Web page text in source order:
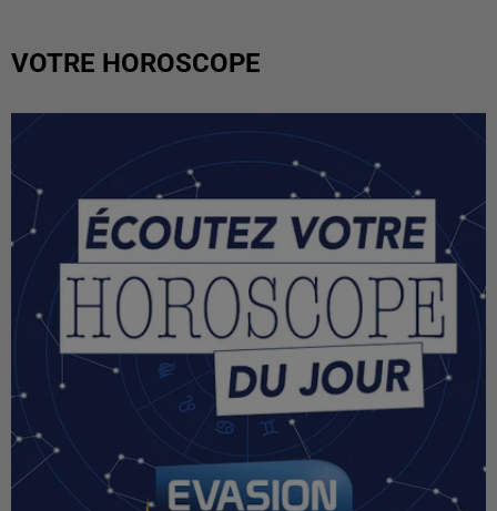
VOTRE HOROSCOPE